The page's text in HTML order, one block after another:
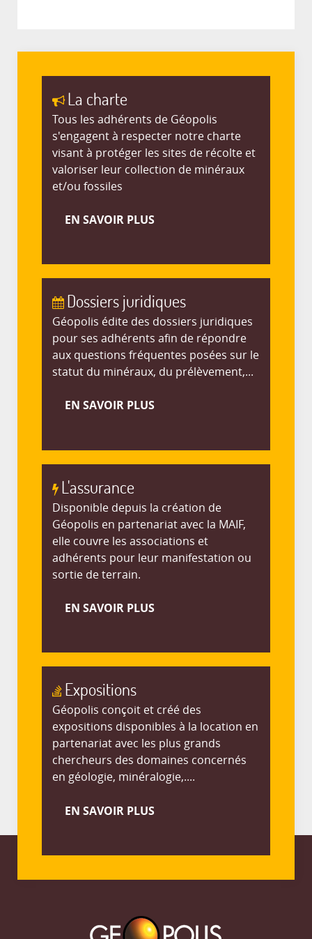
La charte
Tous les adhérents de Géopolis
s'engagent à respecter notre charte
visant à protéger les sites de récolte et
valoriser leur collection de minéraux
et/ou fossiles
EN SAVOIR PLUS
Dossiers juridiques
Géopolis édite des dossiers juridiques
pour ses adhérents afin de répondre
aux questions fréquentes posées sur le
statut du minéraux, du prélèvement,...
EN SAVOIR PLUS
L'assurance
Disponible depuis la création de
Géopolis en partenariat avec la MAIF,
elle couvre les associations et
adhérents pour leur manifestation ou
sortie de terrain.
EN SAVOIR PLUS
Expositions
Géopolis conçoit et créé des
expositions disponibles à la location en
partenariat avec les plus grands
chercheurs des domaines concernés
en géologie, minéralogie,....
EN SAVOIR PLUS